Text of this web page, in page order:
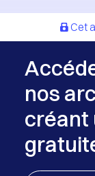
Cet
nos
créant